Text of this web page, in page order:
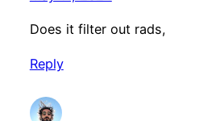
Does it filter out rads,
Reply